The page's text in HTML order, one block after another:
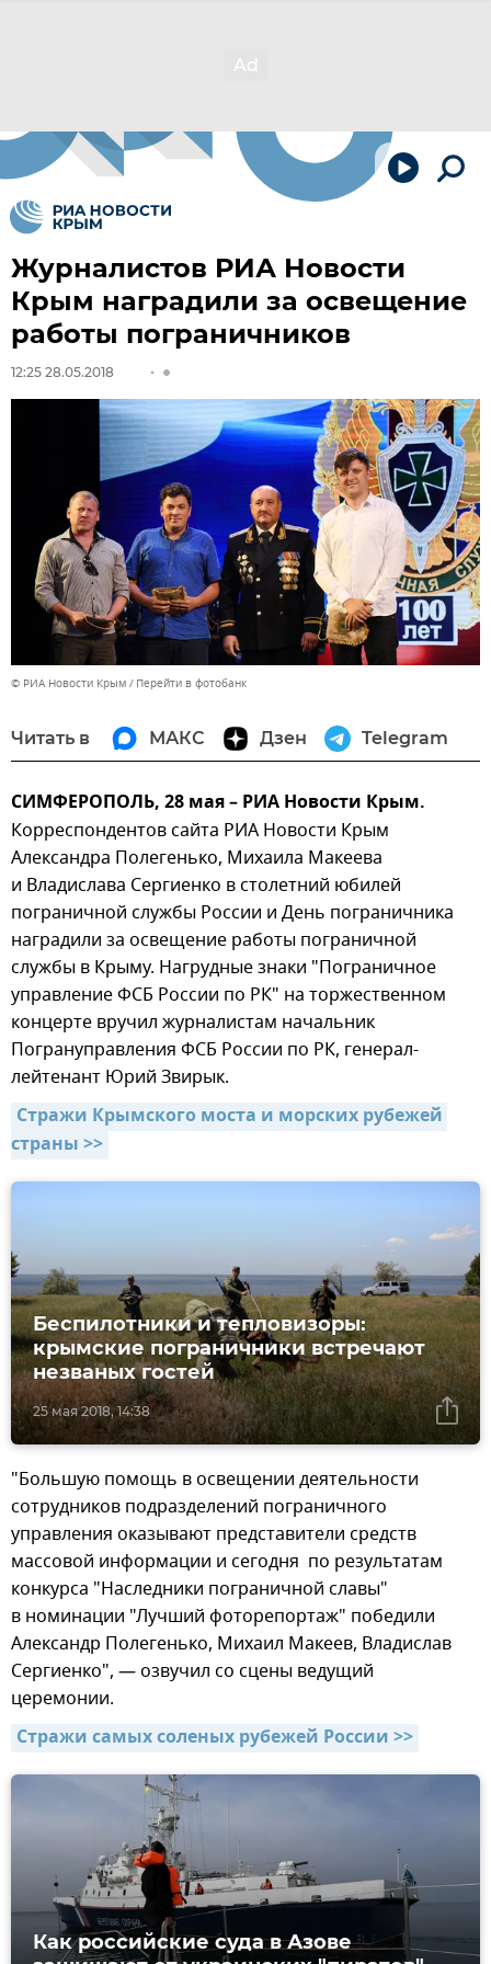
Журналистов РИА Новости
Крым наградили за освещение
работы пограничников
12:25 28.05.2018
© РИА Новости Крым Перейти в фотобанк
Читать в МАКС Дзен Telegram
СИМФЕРОПОЛЬ, 28 мая – РИА Новости Крым.
Корреспондентов сайта РИА Новости Крым
Александра Полегенько, Михаила Макеева
и Владислава Сергиенко в столетний юбилей
пограничной службы России и День пограничника
наградили за освещение работы пограничной
службы в Крыму. Нагрудные знаки "Пограничное
управление ФСБ России по РК" на торжественном
концерте вручил журналистам начальник
Погрануправления ФСБ России по РК, генерал-
лейтенант Юрий Звирык.
Стражи Крымского моста и морских рубежей
страны >>
25 мая 2018, 14:38
Беспилотники и тепловизоры:
крымские пограничники встречают
незваных гостей
"Большую помощь в освещении деятельности
сотрудников подразделений пограничного
управления оказывают представители средств
массовой информации и сегодня по результатам
конкурса "Наследники пограничной славы"
в номинации "Лучший фоторепортаж" победили
Александр Полегенько, Михаил Макеев, Владислав
Сергиенко", — озвучил со сцены ведущий
церемонии.
Стражи самых соленых рубежей России >>
Как российские суда в Азове